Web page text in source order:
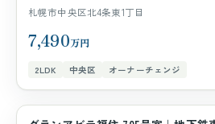
札幌市中央区北4条東1丁目
7,490万円
2LDK 中央区 オーナーチェンジ